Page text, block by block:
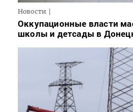
Новости
Оккупационные власти
школы и детсады в